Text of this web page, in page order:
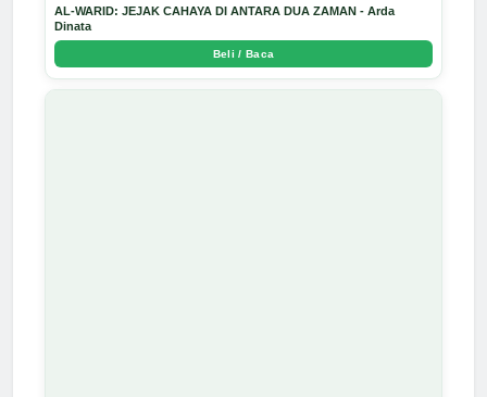
AL-WARID: JEJAK CAHAYA DI ANTARA DUA ZAMAN - Arda
Dinata
Beli / Baca